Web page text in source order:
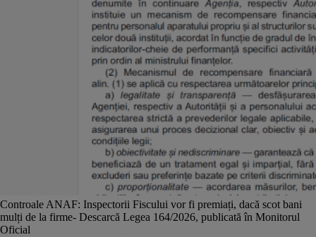
Controale ANAF: Inspectorii Fiscului vor fi premiați, dacă scot bani
mulți de la firme- Descarcă Legea 164/2026, publicată în Monitorul
Oficial